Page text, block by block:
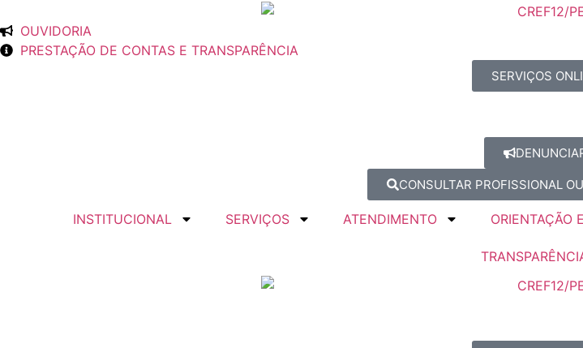
OUVIDORIA
PRESTAÇÃO DE CONTAS E TRANSPARÊNCIA
SERVIÇOS
CONSULTAR PROFISSIONAL
INSTITUCIONAL SERVIÇOS ATENDIMENTO ORIENTAÇÃO